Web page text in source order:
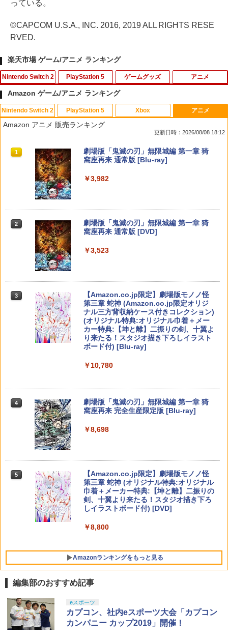
っている。
©CAPCOM U.S.A., INC. 2016, 2019 ALL RIGHTS RESE
RVED.
楽天市場 ゲーム/アニメ ランキング
Nintendo Switch 2
1
【特典】ドラゴンクエストモンスターズ
4 枯れ木の国のビアンカ・フローラ S
witch2版(【早期購入封入特典】冒険ス
￥7,623
オブ ザ ワイルド Nintendo Switch 2 Ed
ンセツ ブレス オブ ザ ワイルド]
3
ELDEN RING Tarnished Edition 【Swit
ch2】 POT-P-AAF6C
￥7,757
任天堂 スーパー マリオパーティ ジャン
ボリー Nintendo Switch 2 Edition + ジ
ャンボリーTV【Switch 2】 NXSPA7HL
￥7,930
スーパー マリオパーティ ジャンボリー
￥8,170
PlayStation 5
1
【中古】PS5龍が如く8外伝 Pirates i
n Hawaii
orner】
3
【中古】PS5ソフト ドラゴンクエストVII
￥4,320
【特典】ドラゴンズドグマ 2：ダークア
Lコード)
￥5,090
ジャパン・スペシャル・エディション
ゲームグッズ
1
【中古】グランド・セフト・オートV
【CEROレーティング「Z」】 - PS3
￥549
￥750
【中古】桃太郎電鉄15 五大ボンビー登
場!の巻
￥857
【中古】Nintendo リングフィット アド
ル・シーニュ】保証期間1週間
アニメ
1
バイオハザード:ヴェンデッタ スペシャ
ル・プライス【Blu-ray】 [ ケビン・ドー
￥1,369
株式会社カプコン ]
￥1,369
]
￥1,369
新劇場版銀魂 -吉原大炎上ー (通常版)【B
lu-ray】 [ 杉田智和 ]
￥4,118
5
アニプレックス ブルーレイディスク
劇場版「鬼滅の刃」無限列車編 通常版
￥4,400
Amazon ゲーム/アニメ ランキング
Nintendo Switch 2
1
スプラトゥーン レイダース|オンライン
コード版
￥5,832
2 スプラトゥーン レイダース -Switch2
3 Nintendo Switch 2(日本語・国内専用)
￥55,491
ニンテンドープリペイド番号 9000円|オ
ンラインコード版
￥9,000
ニンテンドープリペイド番号 5000円|オ
ンラインコード版
PlayStation 5
1
PlayStation 5 デジタル・エディション
日本語専用 Console Language: Japan
2
Beast of Reincarnation -PS5 【特典】
プロダクトコード 封入
￥7,286
3
【純正品】ディスクドライブ(CFI-ZDD1
J) PlayStation 5
￥11,980
トローラー ミッドナイト ブラック(CFI-
【純正品】DualSense ワイヤレスコン
￥10,737
Xbox
1
【純正品】Xbox ワイヤレス コントロー
ラー + USB-C® ケーブル
￥8,300
ラー (ロボット ホワイト)
3
【純正品】Xbox ワイヤレス コントロー
￥8,020
【純正品】Xbox 充電式バッテリー + US
B-C ケーブル
￥2,618
【国内正規品】Thrustmaster スラスト
S5、PS5 Pro、Xbox One、Xbox Serie
￥14,141
アニメ
Amazon アニメ 販売ランキング
更新日時：2026/08/08 18:12
1
劇場版「鬼滅の刃」無限城編 第一章 猗
窩座再来 通常版 [Blu-ray]
￥3,982
2
劇場版「鬼滅の刃」無限城編 第一章 猗
窩座再来 通常版 [DVD]
￥3,523
3
【Amazon.co.jp限定】劇場版モノノ怪
第三章 蛇神 (Amazon.co.jp限定オリジ
ナル三方背収納ケース付きコレクション)
(オリジナル特典:オリジナル巾着＋メー
カー特典:【坤と離】二振りの剣、十翼よ
り来たる！スタジオ描き下ろしイラスト
ボード付) [Blu-ray]
￥10,780
4
劇場版「鬼滅の刃」無限城編 第一章 猗
窩座再来 完全生産限定版 [Blu-ray]
￥8,698
5
【Amazon.co.jp限定】劇場版モノノ怪
第三章 蛇神 (オリジナル特典:オリジナル
巾着＋メーカー特典:【坤と離】二振りの
剣、十翼より来たる！スタジオ描き下ろ
しイラストボード付) [DVD]
￥8,800
Amazonランキングをもっと見る
編集部のおすすめ記事
eスポーツ
カプコン、社内eスポーツ大会「カプコン
カンパニー カップ2019」開催！